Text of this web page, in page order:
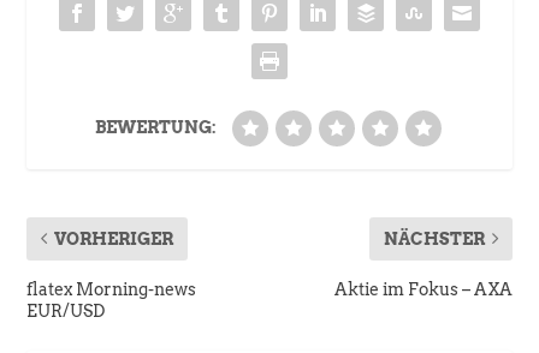
BEWERTUNG:
VORHERIGER
flatex Morning-news
EUR/USD
NÄCHSTER
Aktie im Fokus – AXA